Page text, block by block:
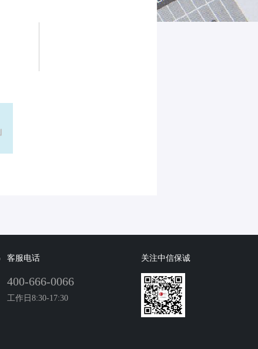
客服电话
400-666-0066
工作日8:30-17:30
关注中信保诚